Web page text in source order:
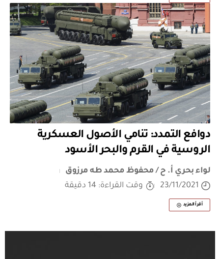
دوافع التمدد: تنامي الأصول العسكرية
الروسية في القرم والبحر الأسود
لواء بحري أ. ح / محفوظ محمد طه مرزوق
23/11/2021
وقت القراءة: 14 دقيقة
أقرأ المزيد